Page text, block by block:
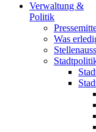
Verwaltung &
Politik
Was